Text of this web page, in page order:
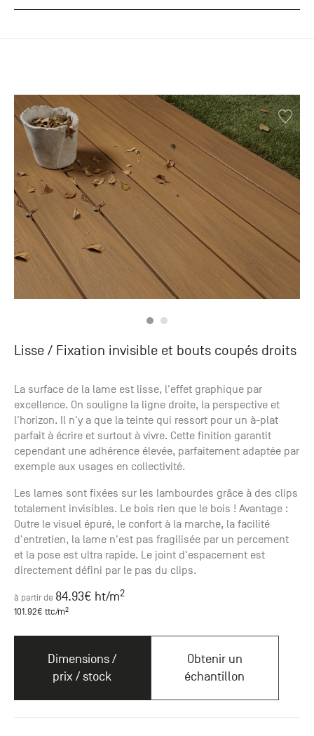
Lisse / Fixation invisible et bouts coupés droits
La surface de la lame est lisse, l'effet graphique par
excellence. On souligne la ligne droite, la perspective et
l'horizon. Il n'y a que la teinte qui ressort pour un à-plat
parfait à écrire et surtout à vivre. Cette finition garantit
cependant une adhérence élevée, parfaitement adaptée par
exemple aux usages en collectivité.
Les lames sont fixées sur les lambourdes grâce à des clips
totalement invisibles. Le bois rien que le bois ! Avantage :
Outre le visuel épuré, le confort à la marche, la facilité
d'entretien, la lame n'est pas fragilisée par un percement
et la pose est ultra rapide. Le joint d'espacement est
directement défini par le pas du clips.
à partir de 84.93€ ht/m2
101.92€ ttc/m2
Dimensions /
prix / stock
Obtenir un
échantillon